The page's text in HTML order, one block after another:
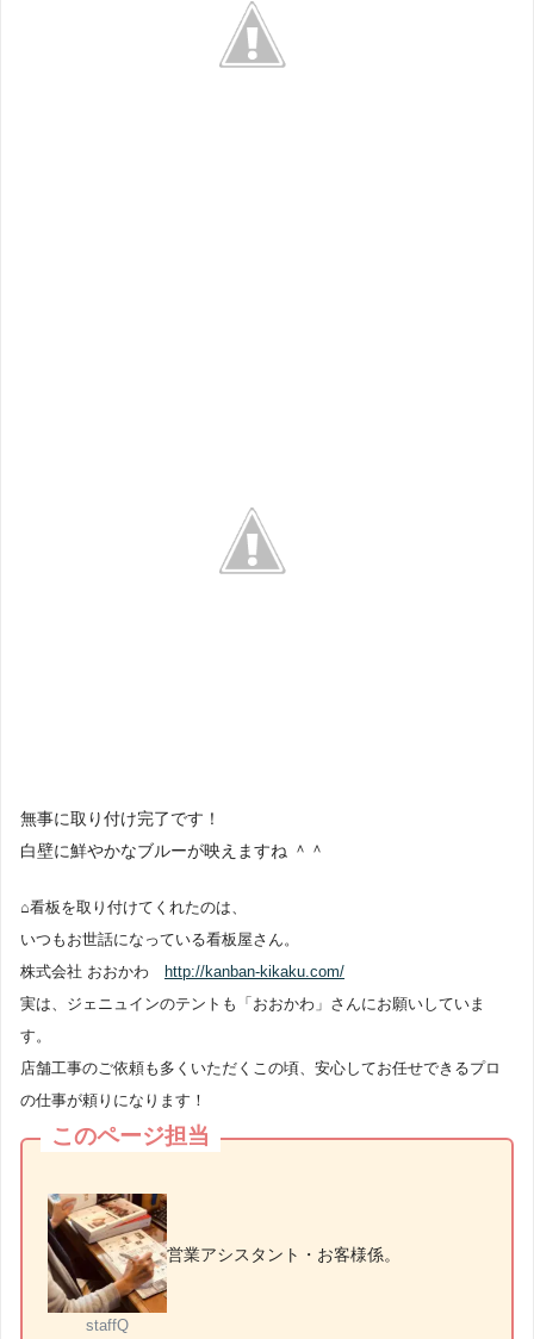
無事に取り付け完了です！
白壁に鮮やかなブルーが映えますね ＾＾
⌂看板を取り付けてくれたのは、
いつもお世話になっている看板屋さん。
株式会社 おおかわ
http://kanban-kikaku.com/
実は、ジェニュインのテントも「おおかわ」さんにお願いしていま
す。
店舗工事のご依頼も多くいただくこの頃、安心してお任せできるプロ
の仕事が頼りになります！
このページ担当
staffQ
営業アシスタント・お客様係。